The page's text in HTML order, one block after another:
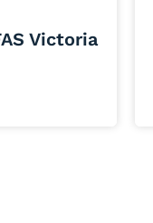
Victoria